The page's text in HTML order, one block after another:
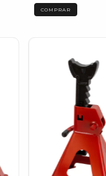
COMPRAR